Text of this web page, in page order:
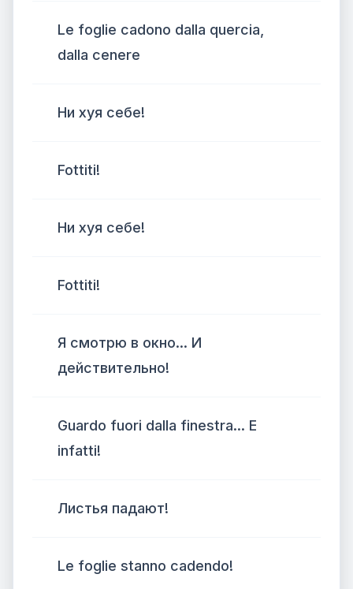
Le foglie cadono dalla quercia,
dalla cenere
Ни хуя себе!
Fottiti!
Ни хуя себе!
Fottiti!
Я смотрю в окно... И
действительно!
Guardo fuori dalla finestra... E
infatti!
Листья падают!
Le foglie stanno cadendo!